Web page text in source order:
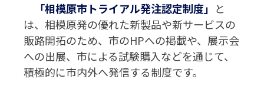
「相模原市トライアル発注認定制度」 と
は、相模原発の優れた新製品や新サービスの
販路開拓のため、市のHPへの掲載や、展示会
への出展、市による試験購入などを通じて、
積極的に市内外へ発信する制度です。